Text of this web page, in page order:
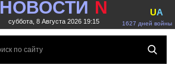
НОВОСТИ N
суббота, 8 Августа 2026 19:15 1627 дней войны
UA